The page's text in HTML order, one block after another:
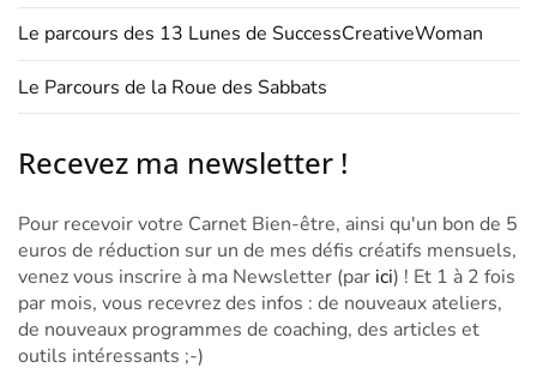
Le parcours des 13 Lunes de SuccessCreativeWoman
Le Parcours de la Roue des Sabbats
Recevez ma newsletter !
Pour recevoir votre Carnet Bien-être, ainsi qu'un bon de 5
euros de réduction sur un de mes défis créatifs mensuels,
venez vous inscrire à ma Newsletter (par ici) ! Et 1 à 2 fois
par mois, vous recevrez des infos : de nouveaux ateliers,
de nouveaux programmes de coaching, des articles et
outils intéressants ;-)